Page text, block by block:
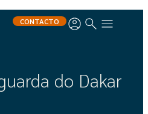
CONTACTO
do Dakar